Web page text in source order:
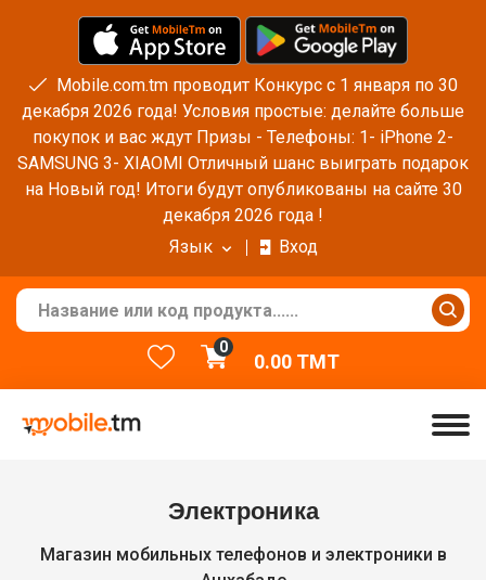
Mobile.com.tm проводит Конкурс с 1 января по 30
декабря 2026 года! Условия простые: делайте больше
покупок и вас ждут Призы - Телефоны: 1- iPhone 2-
SAMSUNG 3- XIAOMI Отличный шанс выиграть подарок
на Новый год! Итоги будут опубликованы на сайте 30
декабря 2026 года !
Язык
Вход
0
0.00TMT
Электроника
Магазин мобильных телефонов и электроники в